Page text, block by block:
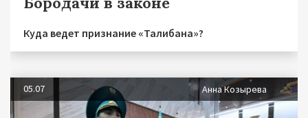
Куда ведет признание «Талибана»?
05.07 Анна Козырева